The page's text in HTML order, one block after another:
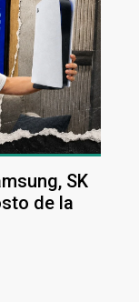
SK
de la